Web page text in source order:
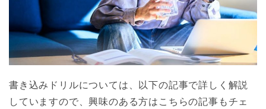
書き込みドリルについては、以下の記事で詳しく解説
していますので、興味のある方はこちらの記事もチェ